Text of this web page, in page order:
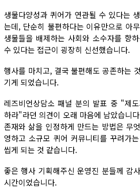
생물다양성과 퀴어가 연관될 수 있다는
는데, 단순히 불편하다는 이유만으로 아
생물들을 배제하는 사회와 소수자를 향
수 있다는 접근이 굉장히 신선했습니다.
행사를 마치고, 결국 불편해도 공존하는
기게 되었습니다.
레즈비언상담소 패널 분의 발표 중 "제
하라"라던 의견이 오래 마음에 남았습니
존재와 삶을 인정하게 만드는 방법은 무
영하고 소규모 퀴어 커뮤니티를 꾸려가
씹게 되는 것 같습니다.
좋은 행사 기획해주신 운영진 분들께 감
시간이었습니다.